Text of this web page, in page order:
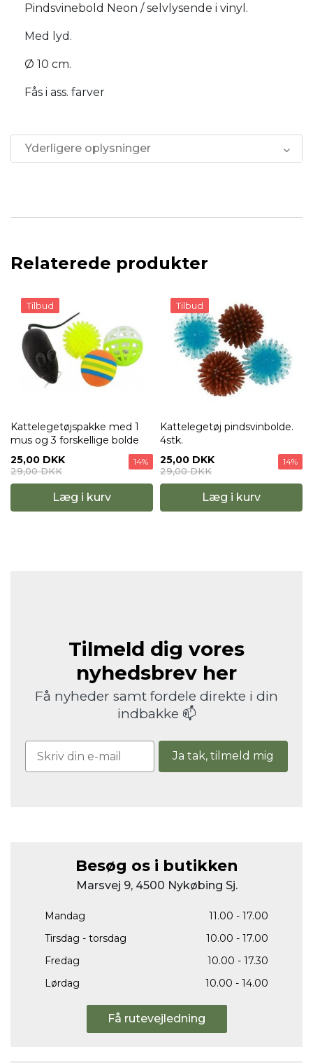
Pindsvinebold Neon / selvlysende i vinyl.
Med lyd.
Ø 10 cm.
Fås i ass. farver
Yderligere oplysninger
Relaterede produkter
Tilbud
Kattelegetøjspakke med 1
mus og 3 forskellige bolde
25,00 DKK
29,00 DKK
14%
Læg i kurv
Tilbud
Kattelegetøj pindsvinbolde.
4stk.
25,00 DKK
29,00 DKK
14%
Læg i kurv
Tilmeld dig vores
nyhedsbrev her
Få nyheder samt fordele direkte i din
indbakke 📫
Ja tak, tilmeld mig
Besøg os i butikken
Marsvej 9, 4500 Nykøbing Sj.
Mandag
11.00 - 17.00
Tirsdag - torsdag
10.00 - 17.00
Fredag
10.00 - 17.30
Lørdag
10.00 - 14.00
Få rutevejledning